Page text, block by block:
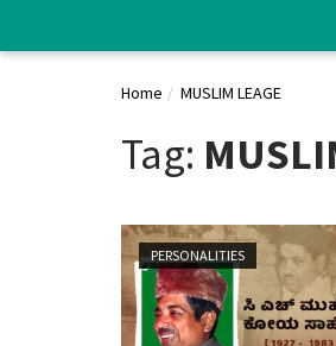
Home MUSLIM LEAGE
Tag:
PERSONALITIES